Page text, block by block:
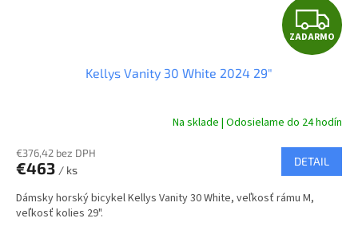
Z
A
A
R
M
ZADARMO
Kellys Vanity 30 White 2024 29"
Na sklade | Odosielame do 24 hodín
€376,42 bez DPH
€463 / ks
DETAIL
Dámsky horský bicykel Kellys Vanity 30 White, veľkosť rámu M,
veľkosť kolies 29".